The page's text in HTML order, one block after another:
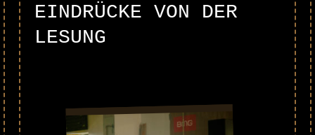
EINDRÜCKE VON DER
LESUNG